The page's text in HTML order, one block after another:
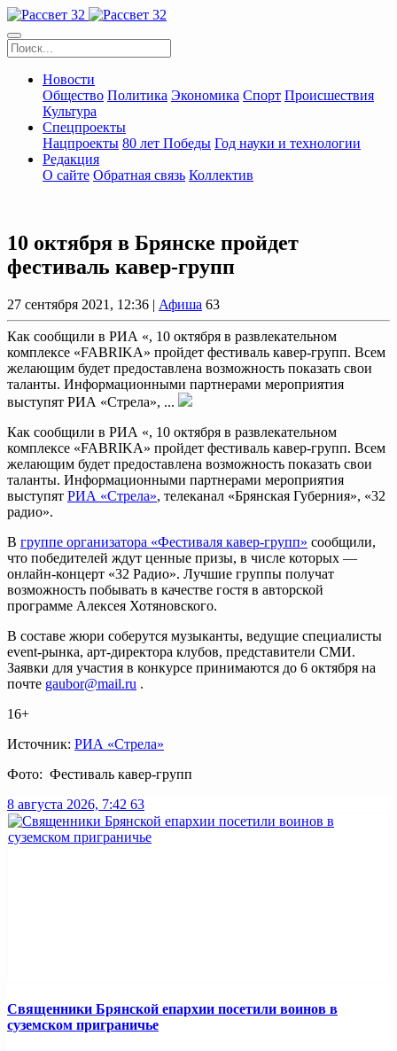
Новости
Общество Политика Экономика Спорт Происшествия
Культура
Спецпроекты
Нацпроекты 80 лет Победы Год науки и технологии
Редакция
О сайте Обратная связь Коллектив
10 октября в Брянске пройдет
фестиваль кавер-групп
27 сентября 2021, 12:36 | Афиша 63
Как сообщили в РИА «, 10 октября в развлекательном
комплексе «FABRIKA» пройдет фестиваль кавер-групп. Всем
желающим будет предоставлена возможность показать свои
таланты. Информационными партнерами мероприятия
выступят РИА «Стрела», ...
Как сообщили в РИА «, 10 октября в развлекательном
комплексе «FABRIKA» пройдет фестиваль кавер-групп. Всем
желающим будет предоставлена возможность показать свои
таланты. Информационными партнерами мероприятия
выступят РИА «Стрела», телеканал «Брянская Губерния», «32
радио».
В группе организатора «Фестиваля кавер-групп» сообщили,
что победителей ждут ценные призы, в числе которых —
онлайн-концерт «32 Радио». Лучшие группы получат
возможность побывать в качестве гостя в авторской
программе Алексея Хотяновского.
В составе жюри соберутся музыканты, ведущие специалисты
event-рынка, арт-директора клубов, представители СМИ.
Заявки для участия в конкурсе принимаются до 6 октября на
почте gaubor@mail.ru .
16+
Источник: РИА «Стрела»
Фото: Фестиваль кавер-групп
8 августа 2026, 7:42 63
Священники Брянской епархии посетили воинов в
суземском приграничье